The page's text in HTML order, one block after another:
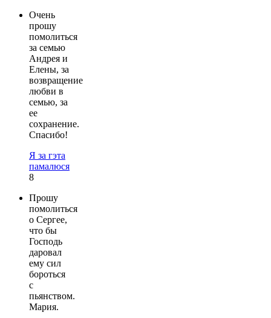
Очень
прошу
помолиться
за семью
Андрея и
Елены, за
возвращение
любви в
семью, за
ее
сохранение.
Спасибо!
Я за гэта
памалюся
8
Прошу
помолиться
о Сергее,
что бы
Господь
даровал
ему сил
бороться
с
пьянством.
Мария.